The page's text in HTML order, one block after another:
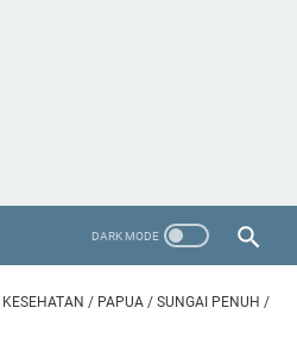
KESEHATAN / PAPUA / SUNGAI PENUH /